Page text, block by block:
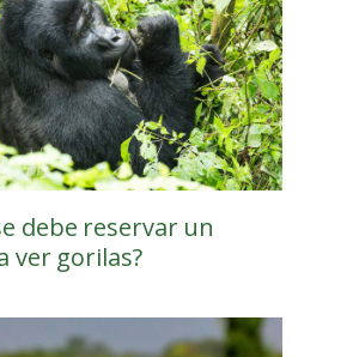
debe reservar un
ver gorilas?